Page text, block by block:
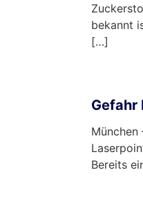
bekannt
[…]
Gefahr
Bereits